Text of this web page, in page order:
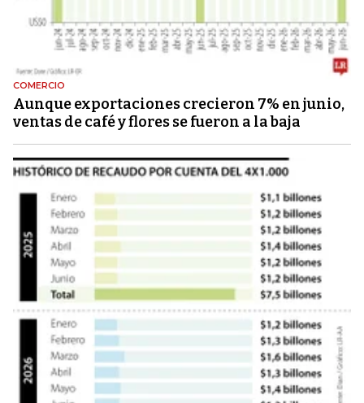
COMERCIO
Aunque exportaciones crecieron 7% en junio,
ventas de café y flores se fueron a la baja